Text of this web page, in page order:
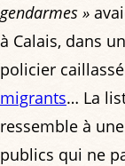
gendarmes »
à Calais, dans
policier
migrants… La
ressemble à
publics qui ne